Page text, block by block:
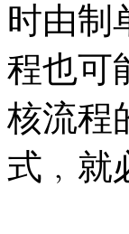
时由制
程也可
核流程
式﹐就